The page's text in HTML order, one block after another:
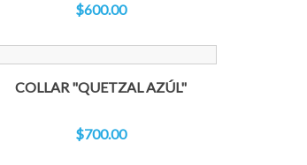
$600.00
COLLAR "QUETZAL AZÚL"
$700.00